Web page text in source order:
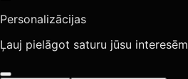
Personalizācijas
Ļauj pielāgot saturu jūsu interesēm